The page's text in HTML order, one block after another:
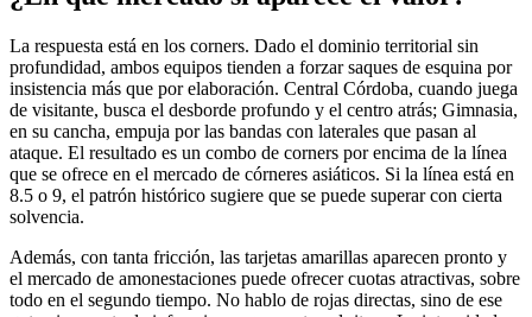
La respuesta está en los corners. Dado el dominio territorial sin
profundidad, ambos equipos tienden a forzar saques de esquina por
insistencia más que por elaboración. Central Córdoba, cuando juega
de visitante, busca el desborde profundo y el centro atrás; Gimnasia,
en su cancha, empuja por las bandas con laterales que pasan al
ataque. El resultado es un combo de corners por encima de la línea
que se ofrece en el mercado de córneres asiáticos. Si la línea está en
8.5 o 9, el patrón histórico sugiere que se puede superar con cierta
solvencia.
Además, con tanta fricción, las tarjetas amarillas aparecen pronto y
el mercado de amonestaciones puede ofrecer cuotas atractivas, sobre
todo en el segundo tiempo. No hablo de rojas directas, sino de ese